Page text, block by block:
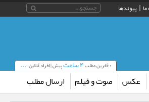
پیوندها
::آخرین مطلب۴ ساعت پیش | افراد آنلاین:...
عکس صوت و فیلم ارسال مطلب